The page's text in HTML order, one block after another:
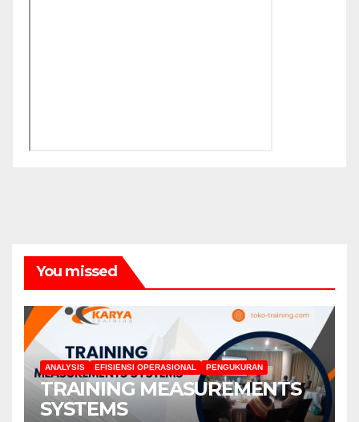
You missed
ANALYSIS EFISIENSI OPERASIONAL PENGUKURAN
TRAINING MEASUREMENTS
SYSTEMS